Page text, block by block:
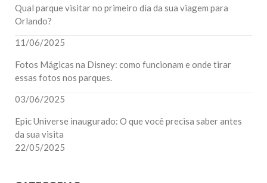
Qual parque visitar no primeiro dia da sua viagem para
Orlando?
11/06/2025
Fotos Mágicas na Disney: como funcionam e onde tirar
essas fotos nos parques.
03/06/2025
Epic Universe inaugurado: O que você precisa saber antes
da sua visita
22/05/2025